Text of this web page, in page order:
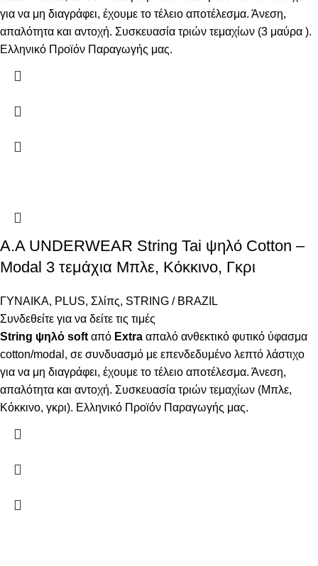
για να μη διαγράφει, έχουμε το τέλειο αποτέλεσμα. Άνεση,
απαλότητα και αντοχή. Συσκευασία τριών τεμαχίων (3 μαύρα ).
Ελληνικό Προϊόν Παραγωγής μας.
A.A UNDERWEAR String Tai ψηλό Cotton –
Modal 3 τεμάχια Μπλε, Κόκκινο, Γκρι
ΓΥΝΑΙΚΑ, PLUS, Σλίπς, STRING / BRAZIL
Συνδεθείτε για να δείτε τις τιμές
String ψηλό soft από Extra απαλό ανθεκτικό φυτικό ύφασμα
cotton/modal, σε συνδυασμό με επενδεδυμένο λεπτό λάστιχο
για να μη διαγράφει, έχουμε το τέλειο αποτέλεσμα. Άνεση,
απαλότητα και αντοχή. Συσκευασία τριών τεμαχίων (Μπλε,
Κόκκινο, γκρι). Ελληνικό Προϊόν Παραγωγής μας.